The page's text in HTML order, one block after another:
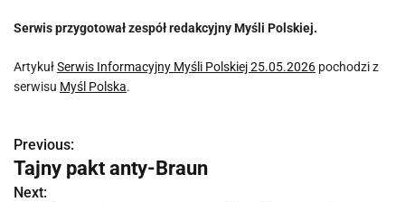
Serwis przygotował zespół redakcyjny Myśli Polskiej.
ArtykułSerwis Informacyjny Myśli Polskiej 25.05.2026 pochodzi z
serwisu Myśl Polska.
N
a
Previous:
Tajny pakt anty-Braun
Next: